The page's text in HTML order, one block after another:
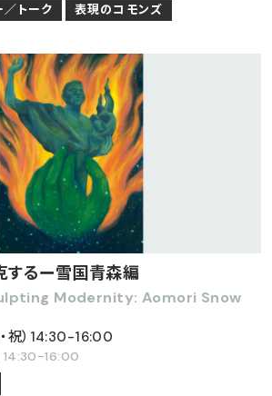
／トーク 表現のコモンズ
するー雪国青森編
Modernity: Aomori Snow
祝）14:30-16:00
16:00